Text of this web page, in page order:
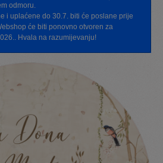
odmoru.
i uplaćene do 30.7. biti će poslane prije
će biti ponovno otvoren za
Hvala na razumijevanju!